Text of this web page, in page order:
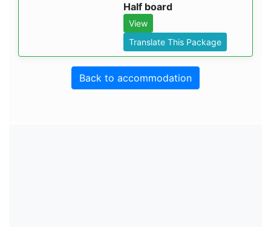
Half board
View
Translate This Package
Back to accommodation